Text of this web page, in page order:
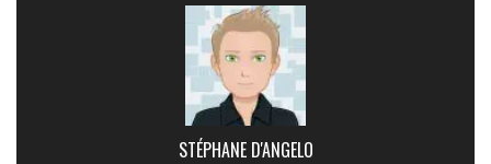
STÉPHANE D'ANGELO